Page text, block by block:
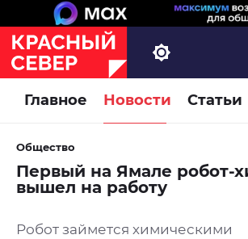
Главное Новости Статьи
Общество
Первый на Ямале робот-
вышел на работу
Робот займется химическими